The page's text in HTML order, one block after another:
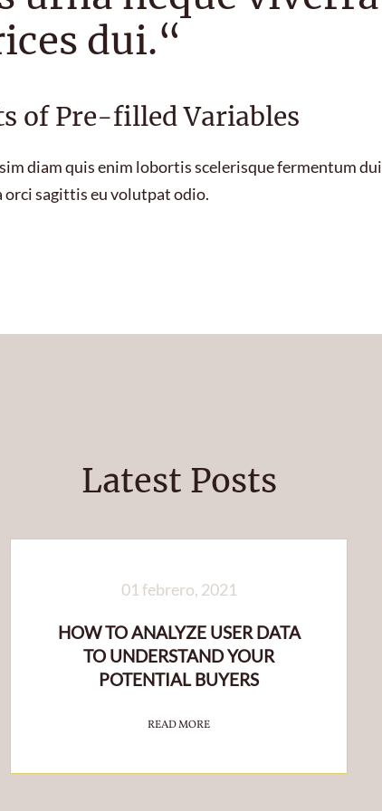
dui.“
of Pre-filled Variables
diam quis enim lobortis scelerisque fermentum
orci sagittis eu volutpat odio.
Latest Posts
01 febrero, 2021
HOW TO ANALYZE USER DATA
TO UNDERSTAND YOUR
POTENTIAL BUYERS
READ MORE